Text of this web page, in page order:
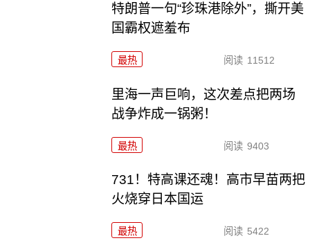
特朗普一句“珍珠港除外”，撕开美
国霸权遮羞布
最热 阅读 11512
里海一声巨响，这次差点把两场
战争炸成一锅粥！
最热 阅读 9403
731！特高课还魂！高市早苗两把
火烧穿日本国运
最热 阅读 5422